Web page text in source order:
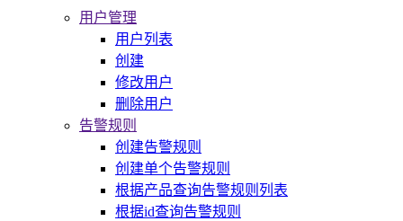
用户管理
用户列表
创建
修改用户
删除用户
告警规则
创建告警规则
创建单个告警规则
根据产品查询告警规则列表
根据id查询告警规则